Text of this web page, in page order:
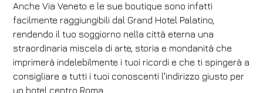
Anche Via Veneto e le sue boutique sono infatti
facilmente raggiungibili dal Grand Hotel Palatino,
rendendo il tuo soggiorno nella città eterna una
straordinaria miscela di arte, storia e mondanità che
imprimerà indelebilmente i tuoi ricordi e che ti spingerà a
consigliare a tutti i tuoi conoscenti l'indirizzo giusto per
un hotel centro Roma.